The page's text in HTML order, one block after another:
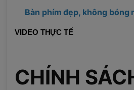
Bàn phím đẹp, không bóng
VIDEO THỰC TẾ
CHÍNH